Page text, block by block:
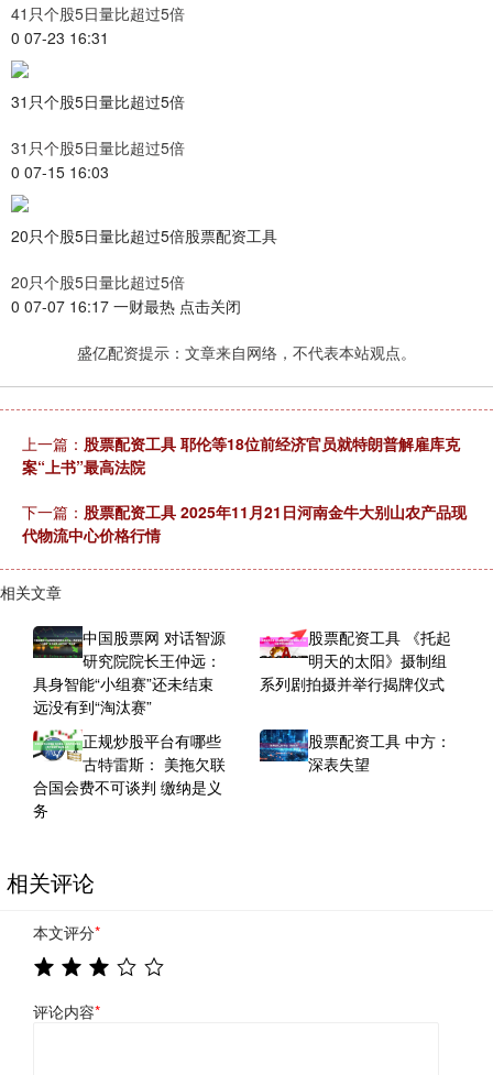
41只个股5日量比超过5倍
0 07-23 16:31
31只个股5日量比超过5倍
31只个股5日量比超过5倍
0 07-15 16:03
20只个股5日量比超过5倍股票配资工具
20只个股5日量比超过5倍
0 07-07 16:17 一财最热 点击关闭
盛亿配资提示：文章来自网络，不代表本站观点。
上一篇： 股票配资工具 耶伦等18位前经济官员就特朗普解雇库克
案“上书”最高法院
下一篇： 股票配资工具 2025年11月21日河南金牛大别山农产品现
代物流中心价格行情
相关文章
中国股票网 对话智源
研究院院长王仲远：
具身智能“小组赛”还未结束
远没有到“淘汰赛”
股票配资工具 《托起
明天的太阳》摄制组
系列剧拍摄并举行揭牌仪式
正规炒股平台有哪些
古特雷斯： 美拖欠联
合国会费不可谈判 缴纳是义
务
股票配资工具 中方：
深表失望
相关评论
本文评分*
评论内容*